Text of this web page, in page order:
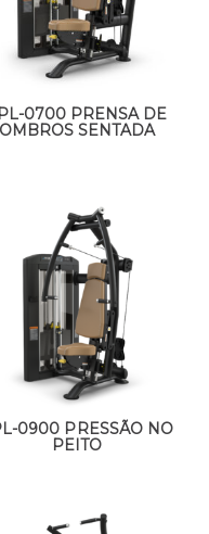
0700 PRENSA DE
OMBROS SENTADA
0900 PRESSÃO NO
PEITO